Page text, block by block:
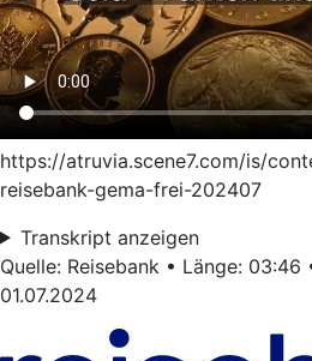
https://atruvia.scene7.com/is/
reisebank-gema-frei-202407
Transkript anzeigen
Quelle: Reisebank • Länge:
01.07.2024